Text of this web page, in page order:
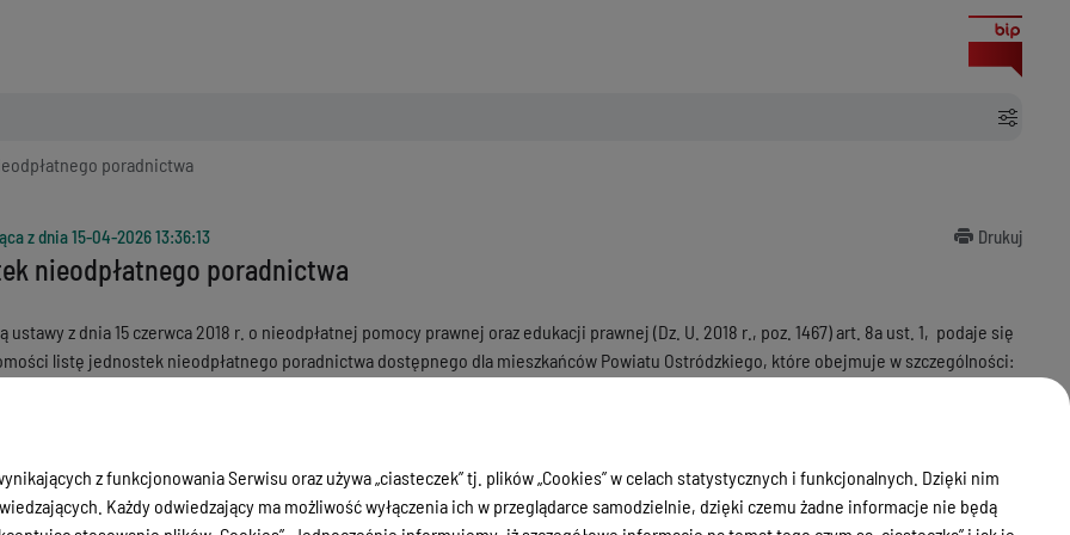
poradnictwa
z dnia15-04-2026 13:36:13 Drukuj
nieodpłatnego poradnictwa
ustawy z dnia 15 czerwca 2018 r. o nieodpłatnej pomocy prawnej oraz edukacji prawnej (Dz. U. 2018 r., poz. 1467) art. 8a ust. 1, podaje się
listę jednostek nieodpłatnego poradnictwa dostępnego dla mieszkańców Powiatu Ostródzkiego, które obejmuje w szczególności:
inne.
z funkcjonowania Serwisu oraz używa „ciasteczek” tj. plików „Cookies” w celach statystycznych i funkcjonalnych. Dzięki nim
Każdy odwiedzający ma możliwość wyłączenia ich w przeglądarce samodzielnie, dzięki czemu żadne informacje nie będą